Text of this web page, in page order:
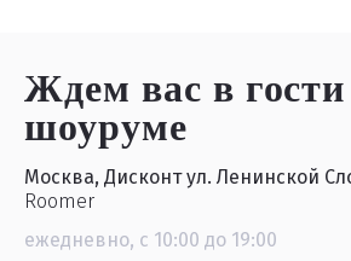
Ждем вас в
шоуруме
Москва, Дисконт ул. Ленинской
Roomer
ежедневно, с 10:00 до 19:00